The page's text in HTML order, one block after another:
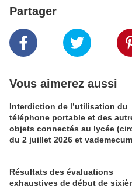
Partager
Vous aimerez aussi
Interdiction de l’utilisation du
téléphone portable et des
objets connectés au lycée
du 2 juillet 2026 et
Résultats des évaluations
exhaustives de début de